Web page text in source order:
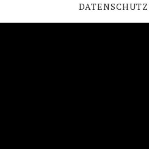
DATENSCHUTZ